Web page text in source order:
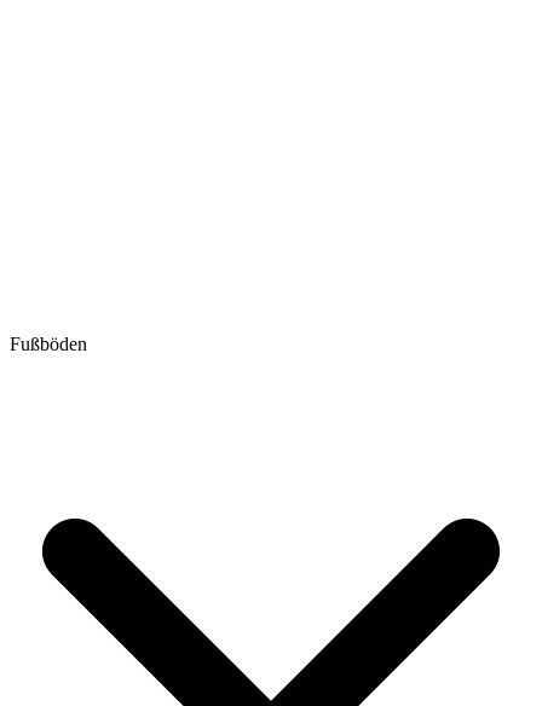
Fußböden